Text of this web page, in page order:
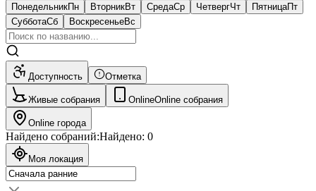
ПонедельникПн ВторникВт СредаСр ЧетвергЧт ПятницаПт
СубботаСб ВоскресеньеВс
Доступность Отметка
Живые собрания OnlineOnline собрания
Online города
Найдено собраний:Найдено: 0
Моя локация